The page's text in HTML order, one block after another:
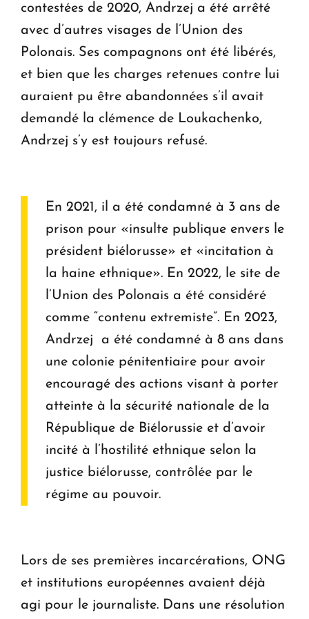
contestées de 2020, Andrzej a été arrêté
avec d’autres visages de l’Union des
Polonais. Ses compagnons ont été libérés,
et bien que les charges retenues contre lui
auraient pu être abandonnées s’il avait
demandé la clémence de Loukachenko,
Andrzej s’y est toujours refusé.
En 2021, il a été condamné à 3 ans de
prison pour «insulte publique envers le
président biélorusse» et «incitation à
la haine ethnique». En 2022, le site de
l’Union des Polonais a été considéré
comme “contenu extremiste”. En 2023,
Andrzej a été condamné à 8 ans dans
une colonie pénitentiaire pour avoir
encouragé des actions visant à porter
atteinte à la sécurité nationale de la
République de Biélorussie et d’avoir
incité à l’hostilité ethnique selon la
justice biélorusse, contrôlée par le
régime au pouvoir.
Lors de ses premières incarcérations, ONG
et institutions européennes avaient déjà
agi pour le journaliste. Dans une résolution